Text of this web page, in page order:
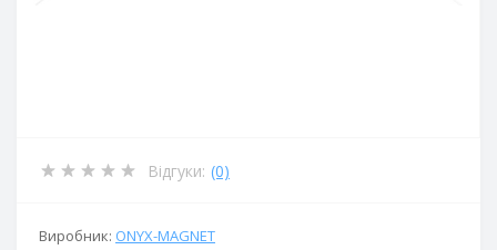
Відгуки: (0)
Виробник: ОNYX-MAGNET